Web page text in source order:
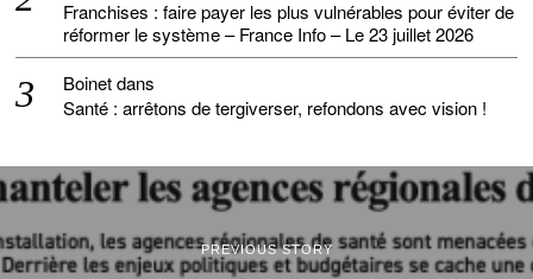
Franchises : faire payer les plus vulnérables pour éviter de
réformer le système – France Info – Le 23 juillet 2026
Boinetdans
Santé : arrêtons de tergiverser, refondons avec vision !
PREVIOUS STORY